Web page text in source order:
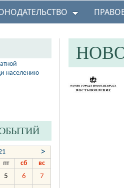
населению
>
пт сб
вс
5 6 7